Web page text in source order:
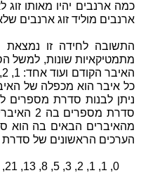
כמה ארנבים יהיו מאותו
ארנבים מוליד זוג ארנבים
התשובה לחידה זו נמצאת
מתמטיקאיות שונות, למשל
ניתן לבנות סדרת מספרים
הערכים הראשונים של סדרת
0, 1, 1, 2, 3, 5, 8, 13, 21, 34, 55, 89, 144, 233, 377, ...